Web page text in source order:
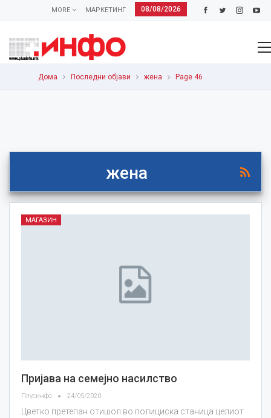
08/08/2026
МАРКЕТИНГ
MORE
Дома Последни објави жена Page 46
жена
МАГАЗИН
Пријава на семејно насилство
Плусинфо 24/05/2020
Цветко претепан отишол во полициска станица целиот